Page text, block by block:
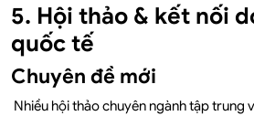
5. Hội thảo & kết nối
quốc tế
Chuyên đề mới
Nhiều hội thảo chuyên ngành tập trung